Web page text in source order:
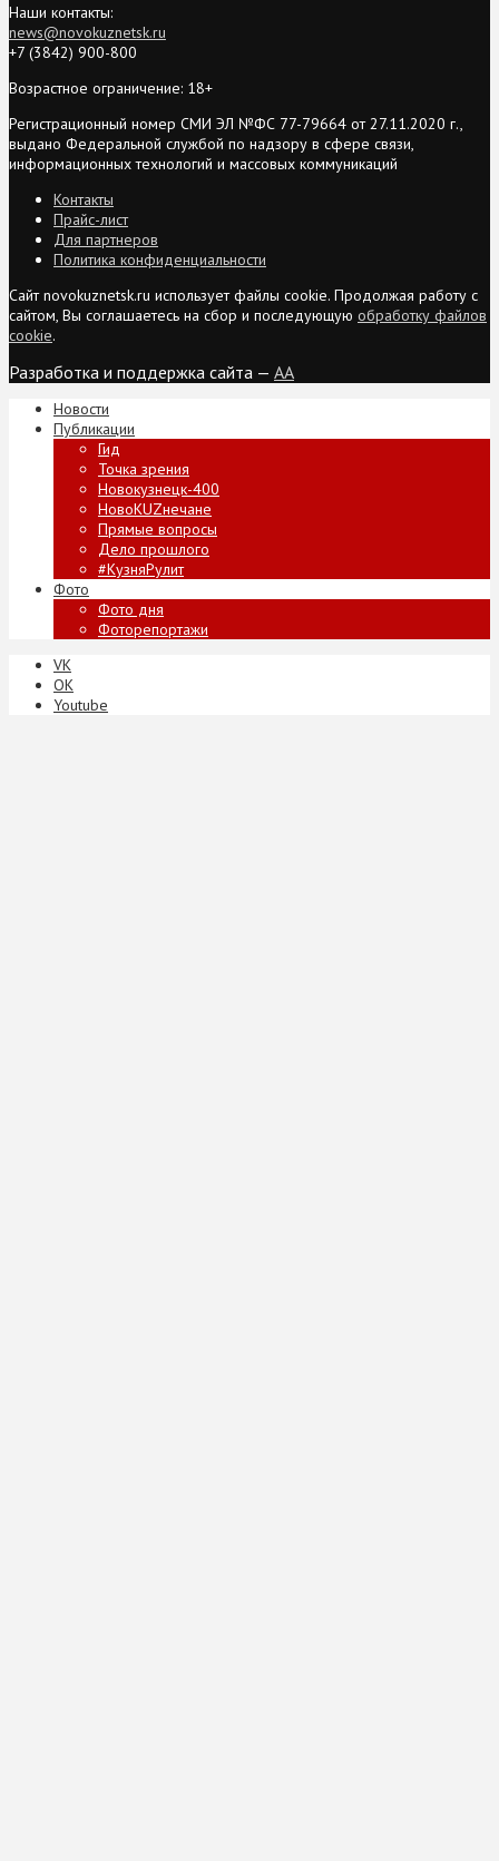
Наши контакты:
news@novokuznetsk.ru
+7 (3842) 900-800
Возрастное ограничение: 18+
Регистрационный номер СМИ ЭЛ №ФС 77-79664 от 27.11.2020 г.,
выдано Федеральной службой по надзору в сфере связи,
информационных технологий и массовых коммуникаций
Контакты
Прайс-лист
Для партнеров
Политика конфиденциальности
Сайт novokuznetsk.ru использует файлы cookie. Продолжая работу с
сайтом, Вы соглашаетесь на сбор и последующую обработку файлов
cookie.
Разработка и поддержка сайта — AA
Новости
Публикации
Гид
Точка зрения
Новокузнецк-400
НовоKUZнечане
Прямые вопросы
Дело прошлого
#КузняРулит
Фото
Фото дня
Фоторепортажи
VK
ОК
Youtube